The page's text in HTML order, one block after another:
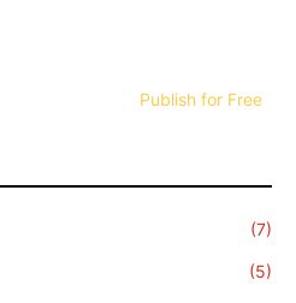
Publish for Free
(7)
(5)